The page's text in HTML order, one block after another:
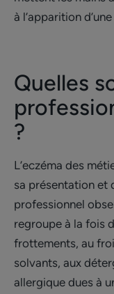
à l’apparition
Quelles
?
L’eczéma des
sa présentation et
professionnel
regroupe à la fois
frottements, au
solvants, aux
allergique dues à